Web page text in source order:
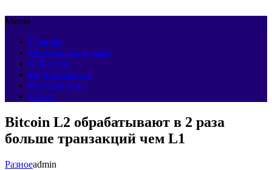
Меню
Главная
Мировая Панорама
Общество
Недвижимость
Путешествия
Спорт
Bitcoin L2 обрабатывают в 2 раза
больше транзакций чем L1
Разноеadmin